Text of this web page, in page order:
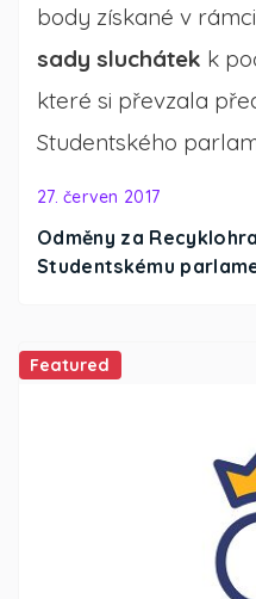
Odměny za
Studentskému
27. červen 2017
body získané v
sady sluchátek k
které si převzala
Studentského
Featured